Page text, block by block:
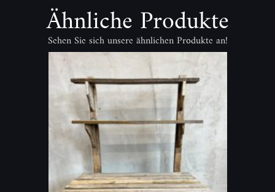
Ähnliche Produkte
Sehen Sie sich unsere ähnlichen Produkte an!